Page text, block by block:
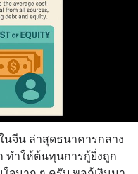
นจีน ล่าสุดธนาคารกลาง
ทำให้ต้นทุนการกู้ยิ่งถูก